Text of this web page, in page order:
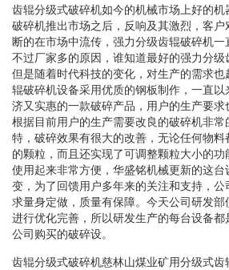
齿辊分级式破碎机如今的机械市场上好的机
破碎机推出市场之后，反响及其激烈，客
断的在市场中流传，强力分级齿辊破碎机一
不过厂家多的原因，谁知道最好的强力分级
但是随着时代科技的变化，对生产的需求
辊破碎机设备采用优质的钢板制作，一直
济又实惠的一款破碎产品，用户的生产要求
根据目前用户的生产需要改良的破碎机非
特，破碎效果有很大的改善，无论任何物
的颗粒，而且还实现了可调整颗粒大小的
使用起来非常方便，华盛铭机械更新的这台
变，为了回馈用户多年来的关注和支持，
求量身定做，质量有保障。今天公司研发
进行优化完善，所以研发生产的每台设备
公司购买的破碎设。
齿辊分级式破碎机慈林山煤业矿用分级式